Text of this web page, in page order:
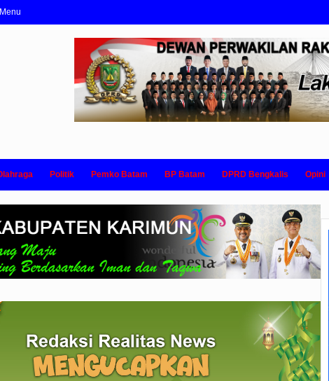
Menu
Politik Pemko Batam BP Batam DPRD Bengkalis Opini